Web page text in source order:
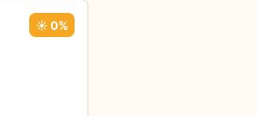
☀️ 0%